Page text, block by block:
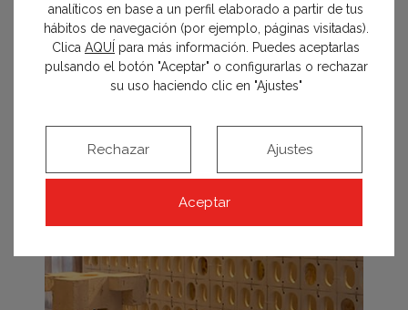
analíticos en base a un perfil elaborado a partir de tus
hábitos de navegación (por ejemplo, páginas visitadas).
Clica AQUÍ para más información. Puedes aceptarlas
pulsando el botón "Aceptar" o configurarlas o rechazar
su uso haciendo clic en "Ajustes"
Aceptar
Rechazar Ajustes